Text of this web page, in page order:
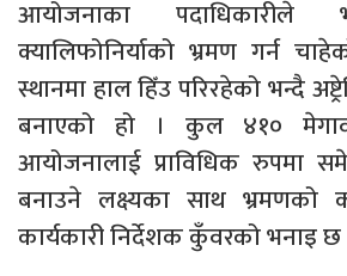
आयोजनाका पदाधिकारीले
क्यालिफोनिर्याको भ्रमण गर्न
स्थानमा हाल हिँउ परिरहेको भन्दै
बनाएको हो । कुल ४१०
आयोजनालाई प्राविधिक रुपमा
बनाउने लक्ष्यका साथ भ्रमणको
कार्यकारी निर्देशक कुँवरको भनाइ छ